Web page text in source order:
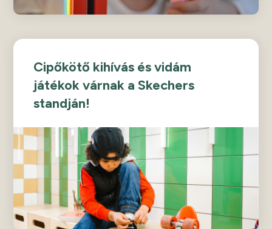
Cipőkötő kihívás és vidám
játékok várnak a Skechers
standján!